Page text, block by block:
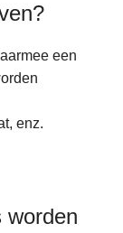
een
enz.
worden